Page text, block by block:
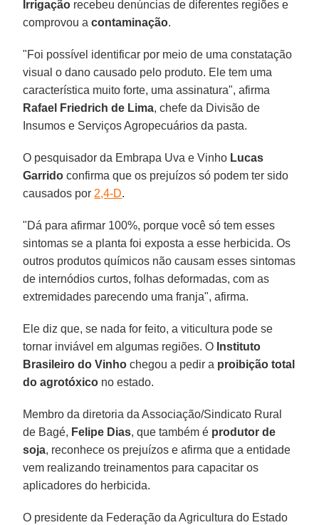
Irrigação recebeu denúncias de diferentes regiões e
comprovou acontaminação.
"Foi possível identificar por meio de uma constatação
visual o dano causado pelo produto. Ele tem uma
característica muito forte, uma assinatura", afirma
Rafael Friedrich de Lima, chefe da Divisão de
Insumos e Serviços Agropecuários da pasta.
O pesquisador da Embrapa Uva e Vinho Lucas
Garrido confirma que os prejuízos só podem ter sido
causados por 2,4-D.
"Dá para afirmar 100%, porque você só tem esses
sintomas se a planta foi exposta a esse herbicida. Os
outros produtos químicos não causam esses sintomas
de internódios curtos, folhas deformadas, com as
extremidades parecendo uma franja", afirma.
Ele diz que, se nada for feito, a viticultura pode se
tornar inviável em algumas regiões. O Instituto
Brasileiro do Vinho chegou a pedir a proibição total
do agrotóxico no estado.
Membro da diretoria da Associação/Sindicato Rural
de Bagé, Felipe Dias, que também é produtor de
soja, reconhece os prejuízos e afirma que a entidade
vem realizando treinamentos para capacitar os
aplicadores do herbicida.
O presidente da Federação da Agricultura do Estado